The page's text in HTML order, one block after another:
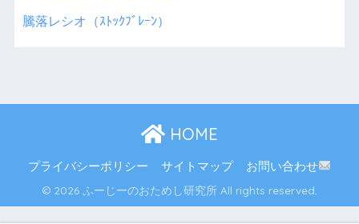
騰落レシオ（ｽﾄｯｸﾌﾞﾚｰﾝ）
HOME
プライバシーポリシー サイトマップ お問い合わせ
© 2026 ふーじーのおためし研究所 All rights reserved.